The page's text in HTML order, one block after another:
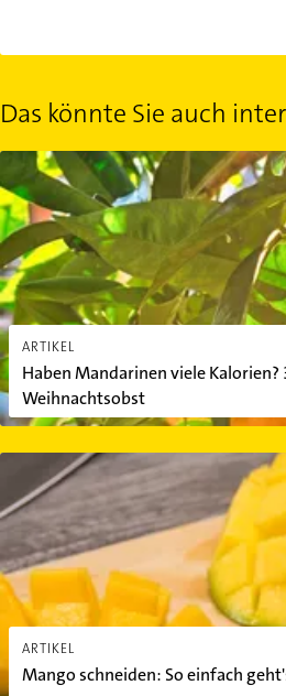
Das könnte Sie auch
ARTIKEL
Haben Mandarinen viele Kalorien?
Weihnachtsobst
Haben Mandarinen viele Kalorien? 3
ARTIKEL
Mango schneiden: So einfach
Mango schneiden: So einfach geht's in